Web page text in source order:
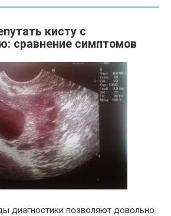
кисту с
сравнение симптомов
диагностики позволяют довольно